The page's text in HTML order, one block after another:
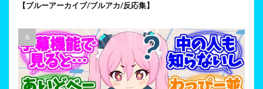
【ブルーアーカイブ/ブルアカ/反応集】